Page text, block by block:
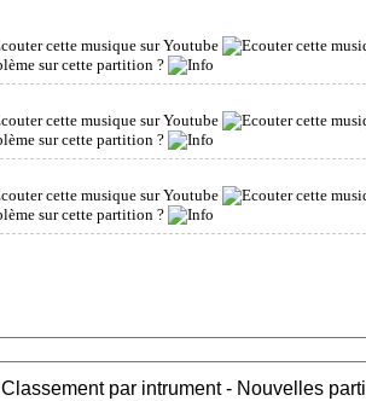
Classement par intrument- Nouvelles